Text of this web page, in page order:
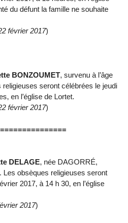
du défunt la famille ne souhaite
février 2017)
BONZOUMET, survenu à l’âge
seront célébrées le jeudi
en l’église de Lortet.
février 2017)
DELAGE, née DAGORRÉ,
Les obsèques religieuses seront
2017, à 14 h 30, en l’église
2017)